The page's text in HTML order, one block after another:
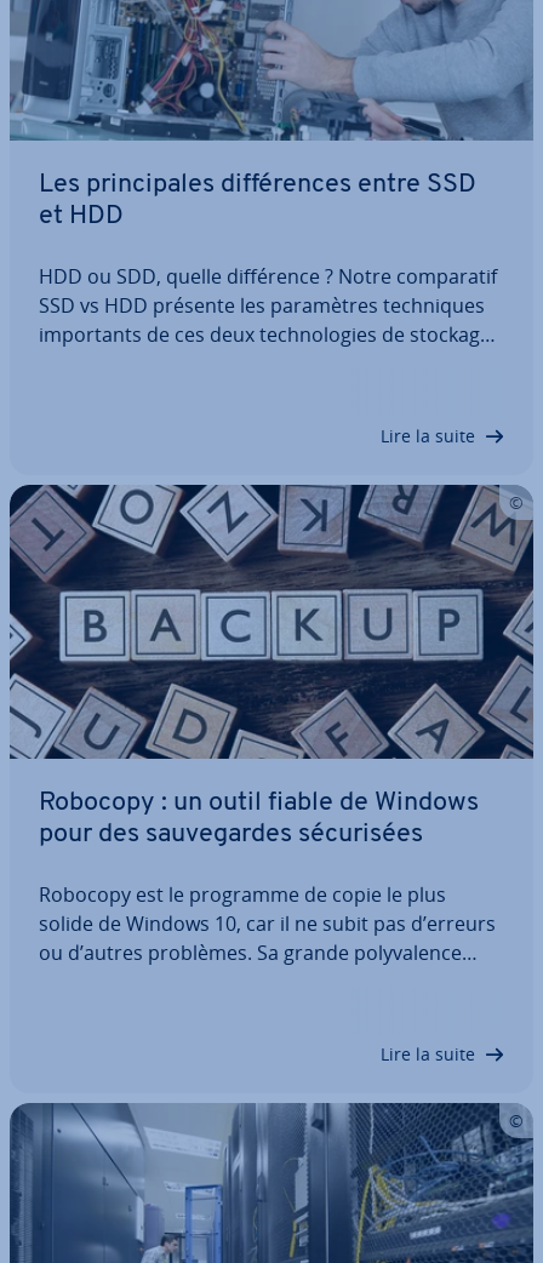
Les prin­ci­pales dif­fé­rences entre SSD
et HDD
HDD ou SDD, quelle dif­fé­rence ? Notre com­pa­ra­tif
SSD vs HDD présente les pa­ra­mètres tech­niques
im­por­tants de ces deux tech­no­lo­gies de stockage.
Lire la suite
Robocopy : un outil fiable de Windows
pour des sau­ve­gardes sé­cu­ri­sées
Robocopy est le programme de copie le plus
solide de Windows 10, car il ne subit pas d’erreurs
ou d’autres problèmes. Sa grande po­ly­va­lence
Lire la suite